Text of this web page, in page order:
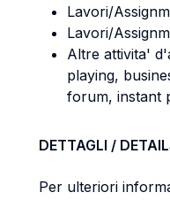
Lavori/
Lavori/
Altre attivita'
playing,
forum, instant
DETTAGLI /
Per ulteriori